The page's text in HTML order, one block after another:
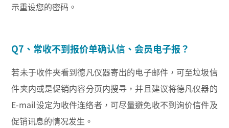
示重设您的密码。
Q7、常收不到报价单确认信、会员电子报？
若未于收件夹看到德凡仪器寄出的电子邮件，可至垃圾信
件夹内或是促销内容分页内搜寻，并且建议将德凡仪器的
E-mail设定为收件连络者，可尽量避免收不到询价信件及
促销讯息的情况发生。